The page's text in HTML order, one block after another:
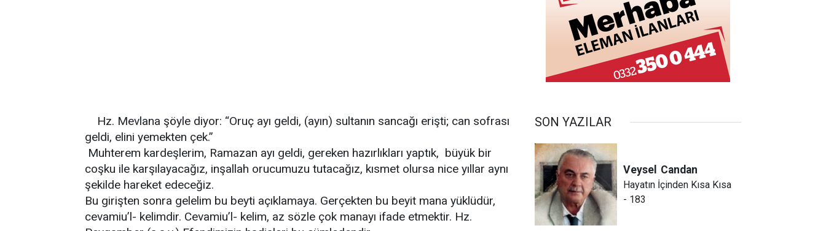
Hz. Mevlana şöyle diyor: “Oruç ayı geldi, (ayın) sultanın sancağı erişti; can sofrası
geldi, elini yemekten çek.”
Muhterem kardeşlerim, Ramazan ayı geldi, gereken hazırlıkları yaptık, büyük bir
coşku ile karşılayacağız, inşallah orucumuzu tutacağız, kısmet olursa nice yıllar aynı
şekilde hareket edeceğiz.
Bu girişten sonra gelelim bu beyti açıklamaya. Gerçekten bu beyit mana yüklüdür,
cevamiu’l- kelimdir. Cevamiu’l- kelim, az sözle çok manayı ifade etmektir. Hz.
SON YAZILAR
Veysel Candan
Hayatın İçinden Kısa Kısa
- 183